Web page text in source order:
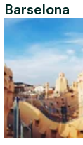
Barselona